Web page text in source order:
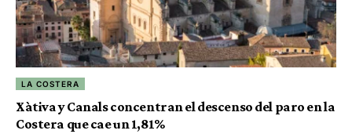
LA COSTERA
Xàtiva y Canals concentran el descenso del paro en la
Costera que cae un 1,81%